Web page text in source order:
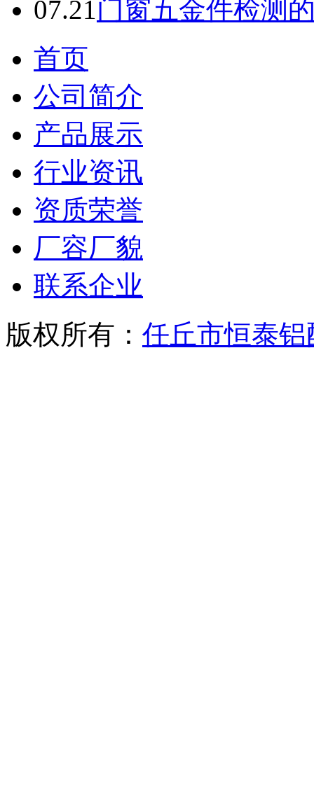
07.21门窗五金件检测
首页
公司简介
产品展示
行业资讯
资质荣誉
厂容厂貌
联系企业
版权所有： 任丘市恒泰铝